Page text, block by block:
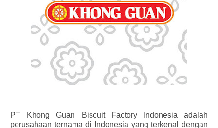
PT Khong Guan Biscuit Factory Indonesia adalah
perusahaan ternama di Indonesia yang terkenal dengan